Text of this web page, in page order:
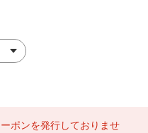
ポンを発行しておりませ